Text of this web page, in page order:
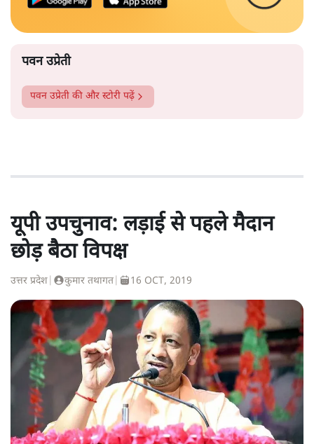
पवन उप्रेती
पवन उप्रेती की और स्टोरी पढ़ें
यूपी उपचुनाव: लड़ाई से पहले मैदान
छोड़ बैठा विपक्ष
उत्तर प्रदेश कुमार तथागत 16 OCT, 2019